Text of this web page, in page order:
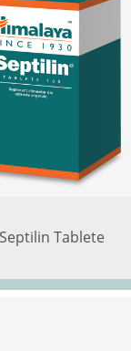
Septilin Tablete